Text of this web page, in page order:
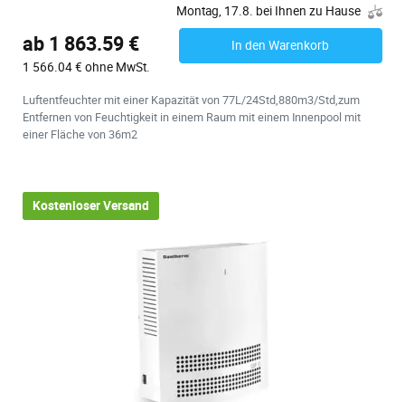
Montag, 17.8. bei Ihnen zu Hause
ab 1 863.59 €
1 566.04 € ohne MwSt.
In den Warenkorb
Luftentfeuchter mit einer Kapazität von 77L/24Std,880m3/Std,zum
Entfernen von Feuchtigkeit in einem Raum mit einem Innenpool mit
einer Fläche von 36m2
Kostenloser Versand